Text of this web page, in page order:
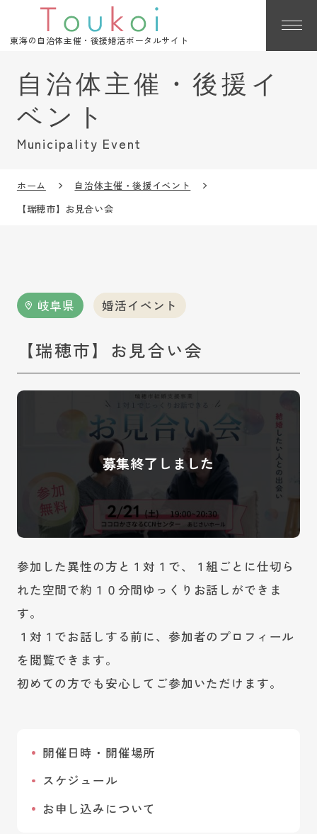
東海の自治体主催・後援婚活ポータルサイト
Municipality Event
ホーム
自治体主催・後援イベント
【瑞穂市】お見合い会
岐阜県 婚活イベント
【瑞穂市】お見合い会
参加した異性の方と１対１で、１組ごとに仕切ら
れた空間で約１０分間ゆっくりお話しができま
す。
１対１でお話しする前に、参加者のプロフィール
を閲覧できます。
初めての方でも安心してご参加いただけます。
開催日時・開催場所
スケジュール
お申し込みについて